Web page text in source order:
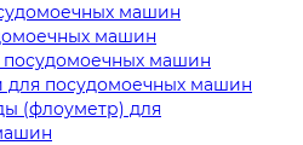
машин
машин
посудомоечных машин
для посудомоечных машин
(флоуметр) для